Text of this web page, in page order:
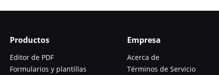
Productos
Editor de PDF
Formularios y plantillas
Empresa
Acerca de
Términos de Servicio